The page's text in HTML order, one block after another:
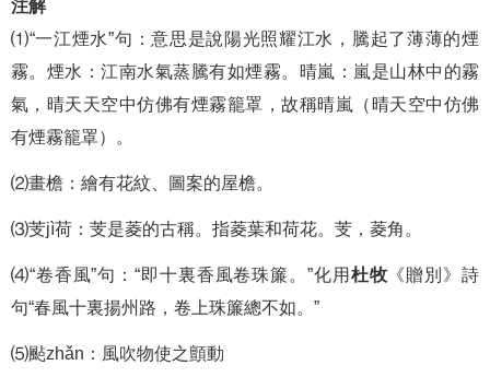
注解
⑴“一江煙水”句：意思是說陽光照耀江水，騰起了薄薄的煙
霧。煙水：江南水氣蒸騰有如煙霧。晴嵐：嵐是山林中的霧
氣，晴天天空中仿佛有煙霧籠罩，故稱晴嵐（晴天空中仿佛
有煙霧籠罩）。
⑵畫檐：繪有花紋、圖案的屋檐。
⑶芰jì荷：芰是菱的古稱。指菱葉和荷花。芰，菱角。
⑷“卷香風”句：“即十裏香風卷珠簾。”化用 杜牧《贈別》詩
句“春風十裏揚州路，卷上珠簾總不如。”
⑸颭zhǎn：風吹物使之顫動